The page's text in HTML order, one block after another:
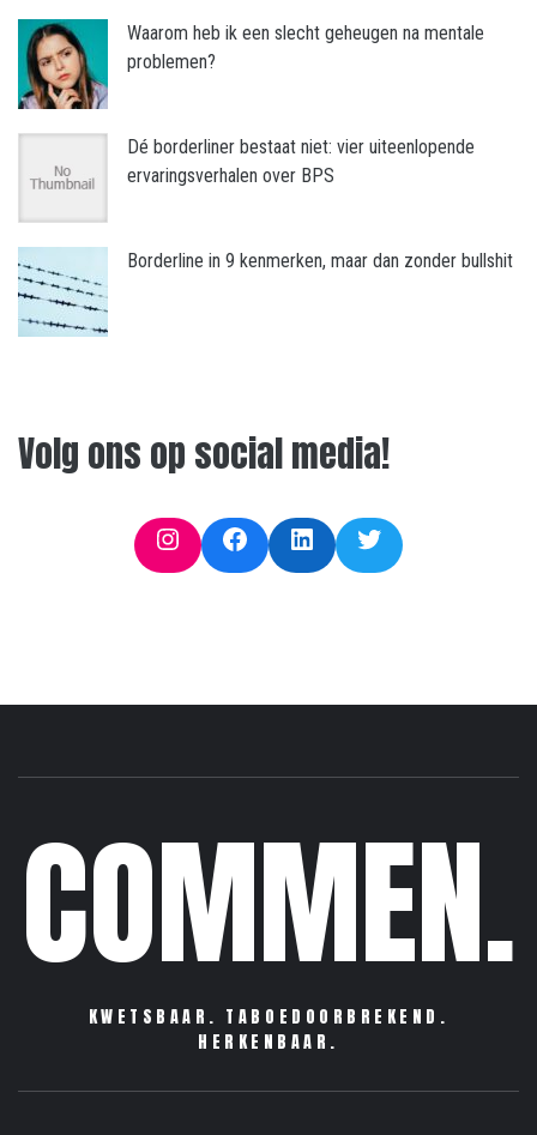
Waarom heb ik een slecht geheugen na mentale
problemen?
Dé borderliner bestaat niet: vier uiteenlopende
ervaringsverhalen over BPS
Borderline in 9 kenmerken, maar dan zonder bullshit
Volg ons op social media!
InstagramFacebookLinkedInTwitter
COMMEN.
KWETSBAAR. TABOEDOORBREKEND.
HERKENBAAR.